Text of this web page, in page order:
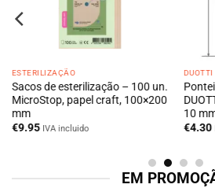
ESTERILIZAÇÃO
Sacos de esterilização – 100 un.
MicroStop, papel craft, 100×200
mm
€9.95 IVA incluido
DUOTTI
10
€4.30
EM